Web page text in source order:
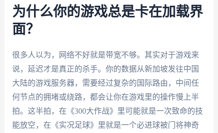
为什么你的游戏总是卡在加载界
面？
很多人以为，网络不好就是带宽不够。其实对于游戏来
说，延迟才是真正的杀手。你的数据从新加坡发往中国
大陆的游戏服务器，需要经过复杂的国际路由，中间任
何节点的拥堵或绕路，都会让你在游戏里的操作慢上半
拍。这半拍，在《300大作战》里可能就是一次致命的技
能放空，在《实况足球》里就是一个必进球被门将神奇